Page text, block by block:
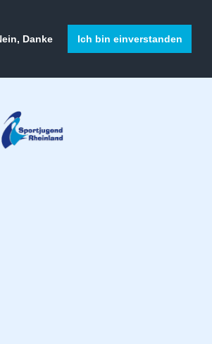
Danke Ich bin einverstanden